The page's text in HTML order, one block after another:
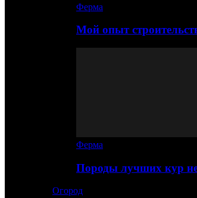
Ферма
Мой опыт
Ферма
Породы лучших кур
Огород